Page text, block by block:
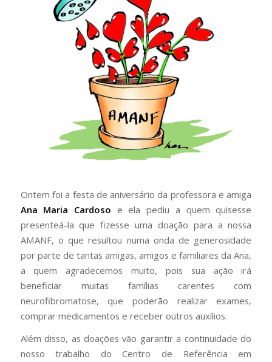
Ontem foi a festa de aniversário da professora e amiga
Ana Maria Cardoso e ela pediu a quem quisesse
presenteá-la que fizesse uma doação para a nossa
AMANF, o que resultou numa onda de generosidade
por parte de tantas amigas, amigos e familiares da Ana,
a quem agradecemos muito, pois sua ação irá
beneficiar muitas famílias carentes com
neurofibromatose, que poderão realizar exames,
comprar medicamentos e receber outros auxílios.
Além disso, as doações vão garantir a continuidade do
nosso trabalho do Centro de Referência em